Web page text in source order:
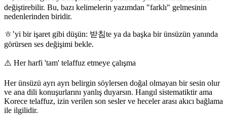
değiştirebilir. Bu, bazı kelimelerin yazımdan "farklı" gelmesinin
nedenlerinden biridir.
ㅎ’yi bir işaret gibi düşün: 받침te ya da başka bir ünsüzün yanında
görürsen ses değişimi bekle.
⚠️ Her harfi 'tam' telaffuz etmeye çalışma
Her ünsüzü ayrı ayrı belirgin söylersen doğal olmayan bir sesin olur
ve ana dili konuşurlarını yanlış duyarsın. Hangıl sistematiktir ama
Korece telaffuz, izin verilen son sesler ve heceler arası akıcı bağlama
ile ilgilidir.